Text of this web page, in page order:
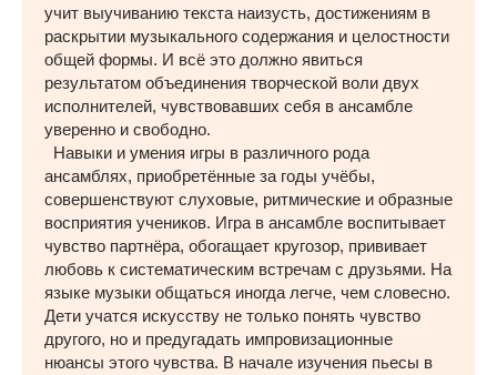
учит выучиванию текста наизусть, достижениям в
раскрытии музыкального содержания и целостности
общей формы. И всё это должно явиться
результатом объединения творческой воли двух
исполнителей, чувствовавших себя в ансамбле
уверенно и свободно.
Навыки и умения игры в различного рода
ансамблях, приобретённые за годы учёбы,
совершенствуют слуховые, ритмические и образные
восприятия учеников. Игра в ансамбле воспитывает
чувство партнёра, обогащает кругозор, прививает
любовь к систематическим встречам с друзьями. На
языке музыки общаться иногда легче, чем словесно.
Дети учатся искусству не только понять чувство
другого, но и предугадать импровизационные
нюансы этого чувства. В начале изучения пьесы в